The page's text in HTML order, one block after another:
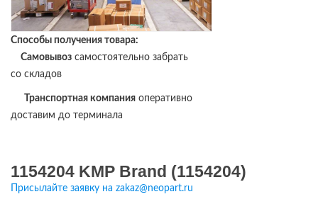
Способы получения товара:
Самовывоз самостоятельно забрать
со складов
Транспортная компания оперативно
доставим до терминала
1154204 KMP Brand (1154204)
Присылайте заявку на zakaz@neopart.ru